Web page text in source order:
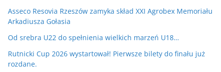
Asseco Resovia Rzeszów zamyka skład XXI Agrobex Memoriału
Arkadiusza Gołasia
Od srebra U22 do spełnienia wielkich marzeń U18…
Rutnicki Cup 2026 wystartował! Pierwsze bilety do finału już
rozdane.